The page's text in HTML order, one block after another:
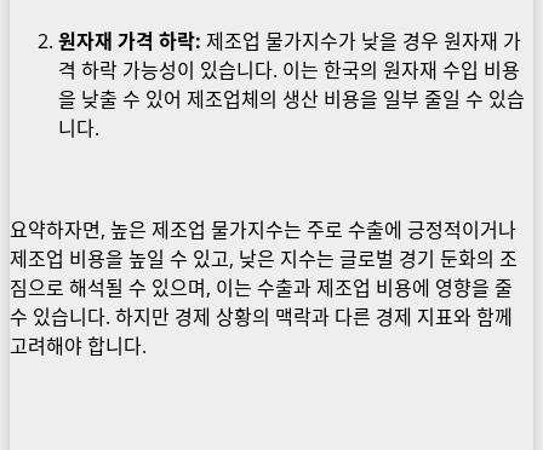
원자재 가격 하락: 제조업 물가지수가 낮을 경우 원자재 가
격 하락 가능성이 있습니다. 이는 한국의 원자재 수입 비용
을 낮출 수 있어 제조업체의 생산 비용을 일부 줄일 수 있습
니다.
요약하자면, 높은 제조업 물가지수는 주로 수출에 긍정적이거나
제조업 비용을 높일 수 있고, 낮은 지수는 글로벌 경기 둔화의 조
짐으로 해석될 수 있으며, 이는 수출과 제조업 비용에 영향을 줄
수 있습니다. 하지만 경제 상황의 맥락과 다른 경제 지표와 함께
고려해야 합니다.